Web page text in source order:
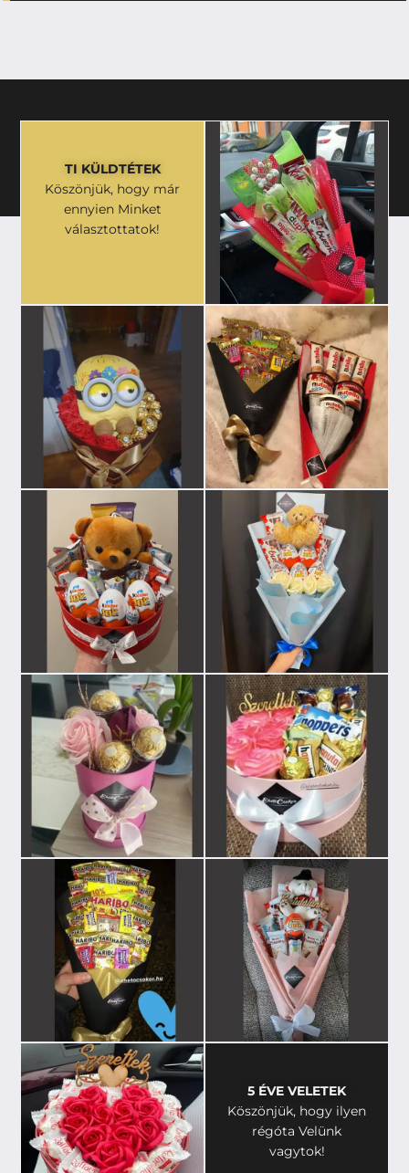
TI KÜLDTÉTEK
Köszönjük, hogy már
ennyien Minket
választottatok!
5 ÉVE VELETEK
Köszönjük, hogy ilyen
régóta Velünk
vagytok!